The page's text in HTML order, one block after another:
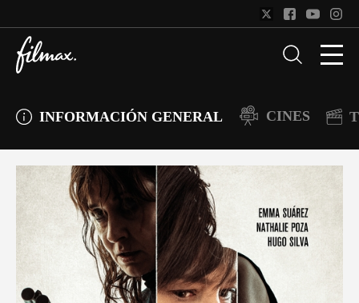
INFORMACIÓN GENERAL CINES